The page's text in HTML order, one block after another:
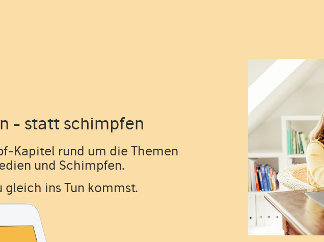
- statt schimpfen
Kapitel rund um die Themen
und Schimpfen.
ins Tun kommst.